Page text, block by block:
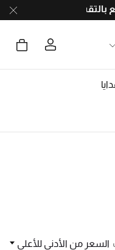
بالتقسيط
السعر من الأدنى للأعلى